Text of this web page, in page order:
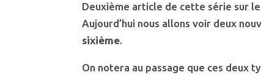
Deuxième article de cette série sur
Aujourd’hui nous allons voir deux
sixième.
On notera au passage que ces deux